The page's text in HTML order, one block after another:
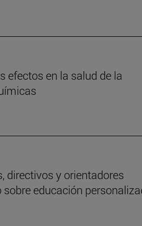
efectos en la salud de la
directivos y orientadores
educación